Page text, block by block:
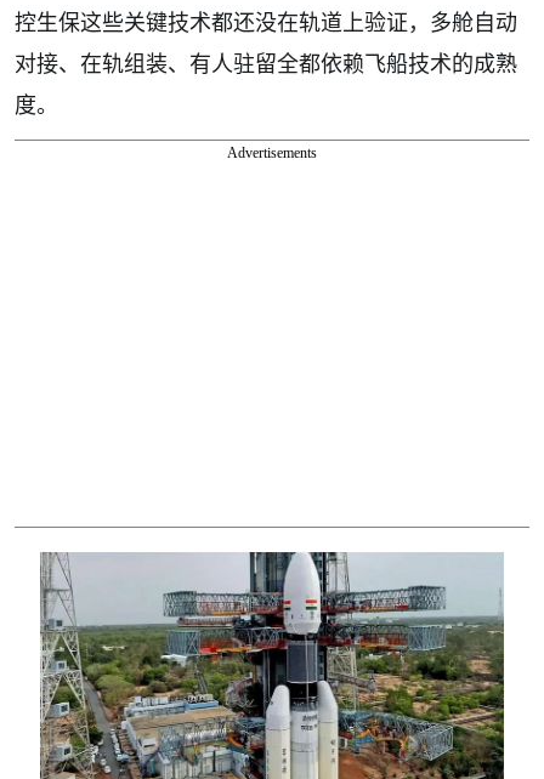
控生保这些关键技术都还没在轨道上验证，多舱自动
对接、在轨组装、有人驻留全都依赖飞船技术的成熟
度。
Advertisements